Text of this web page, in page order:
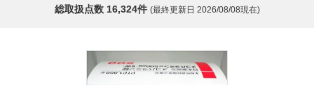
総取扱点数 16,324件 (最終更新日 2026/08/08現在)